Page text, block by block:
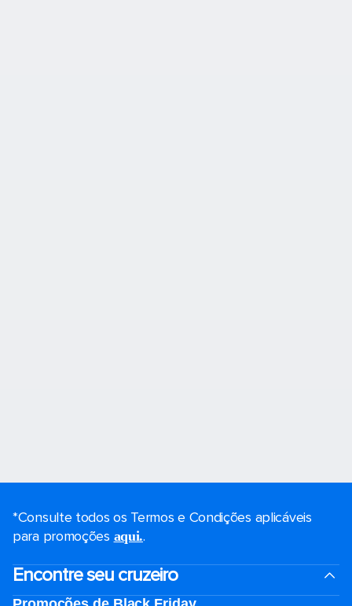
*Consulte todos os Termos e Condições aplicáveis ​​
para promoções aqui..
Encontre seu cruzeiro